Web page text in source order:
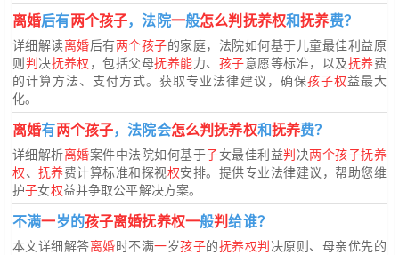
离婚后有两个孩子，法院一般怎么判抚养权和抚养费？
详细解读离婚后有两个孩子的家庭，法院如何基于儿童最佳利益原
则判决抚养权 ，包括父母抚养能力、 孩子意愿等标准，以及抚养费
的计算方法、支付方式。获取专业法律建议，确保孩子权益最大
化。
离婚有两个孩子，法院会怎么判抚养权和抚养费？
详细解析离婚案件中法院如何基于子女最佳利益判决两个孩子抚养
权、 抚养费计算标准和探视权安排。提供专业法律建议，帮助您维
护子女权益并争取公平解决方案。
不满一岁的孩子离婚抚养权一般判给谁？
本文详细解答离婚时不满一岁孩子的抚养权判决原则、母亲优先的